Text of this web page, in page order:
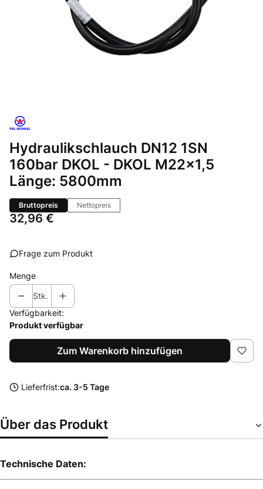
Hydraulikschlauch DN12 1SN
160bar DKOL - DKOL M22x1,5
Länge: 5800mm
Bruttopreis Nettopreis
Preis
32,96 €
Frage zum Produkt
Menge
Stk.
Verfügbarkeit:
Produkt verfügbar
Zum Warenkorb hinzufügen
Lieferfrist:ca. 3-5 Tage
Über das Produkt
Technische Daten: